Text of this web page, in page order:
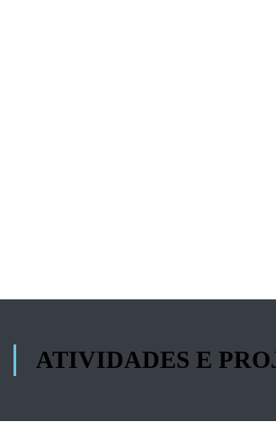
ATIVIDADES E